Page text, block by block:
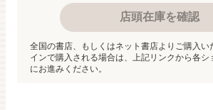
店頭在庫を確認
全国の書店、もしくはネット書店よりご購入い
インで購入される場合は、上記リンクから各シ
にお進みください。